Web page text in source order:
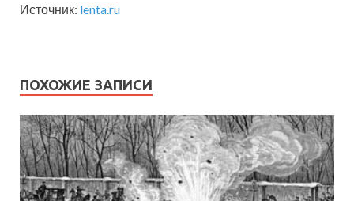
Источник: lenta.ru
ПОХОЖИЕ ЗАПИСИ